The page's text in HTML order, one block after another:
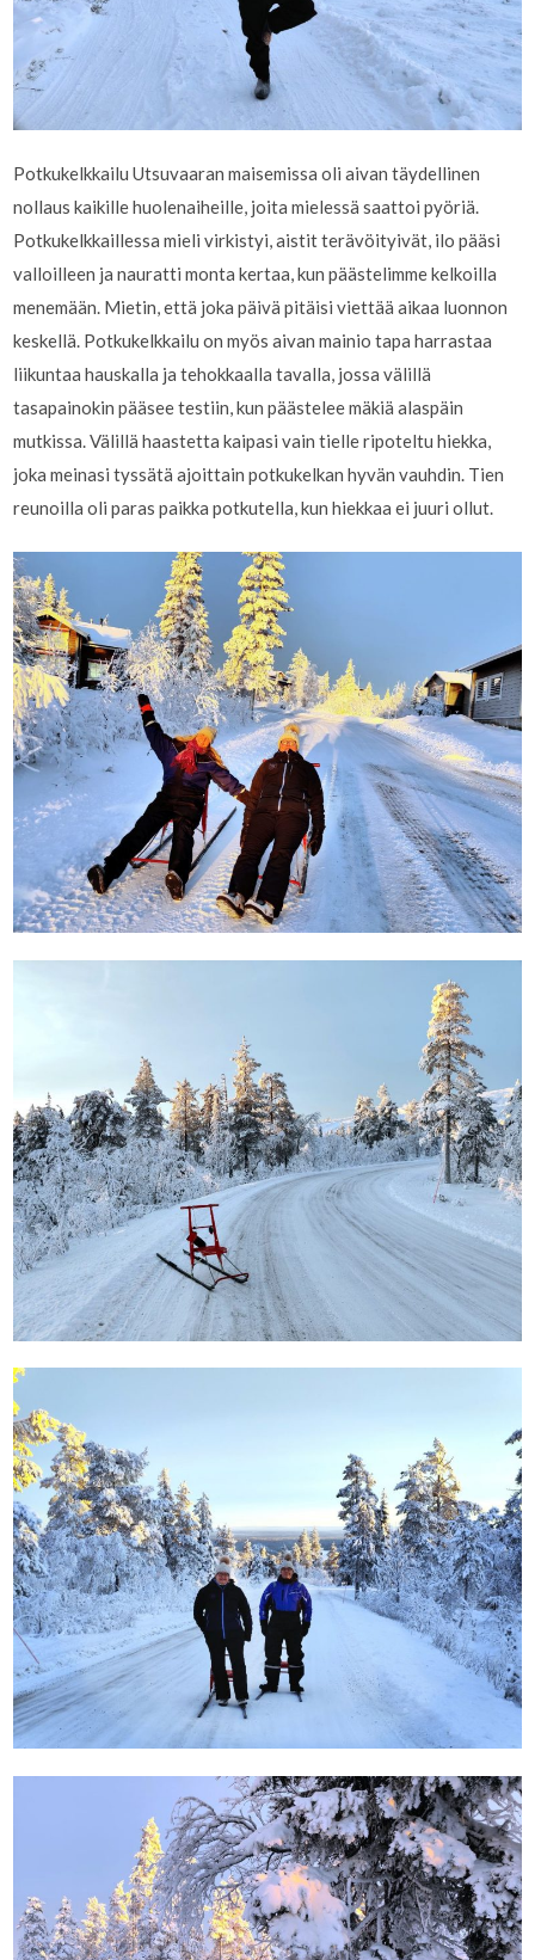
Potkukelkkailu Utsuvaaran maisemissa oli aivan täydellinen
nollaus kaikille huolenaiheille, joita mielessä saattoi pyöriä.
Potkukelkkaillessa mieli virkistyi, aistit terävöityivät, ilo pääsi
valloilleen ja nauratti monta kertaa, kun päästelimme kelkoilla
menemään. Mietin, että joka päivä pitäisi viettää aikaa luonnon
keskellä. Potkukelkkailu on myös aivan mainio tapa harrastaa
liikuntaa hauskalla ja tehokkaalla tavalla, jossa välillä
tasapainokin pääsee testiin, kun päästelee mäkiä alaspäin
mutkissa. Välillä haastetta kaipasi vain tielle ripoteltu hiekka,
joka meinasi tyssätä ajoittain potkukelkan hyvän vauhdin. Tien
reunoilla oli paras paikka potkutella, kun hiekkaa ei juuri ollut.